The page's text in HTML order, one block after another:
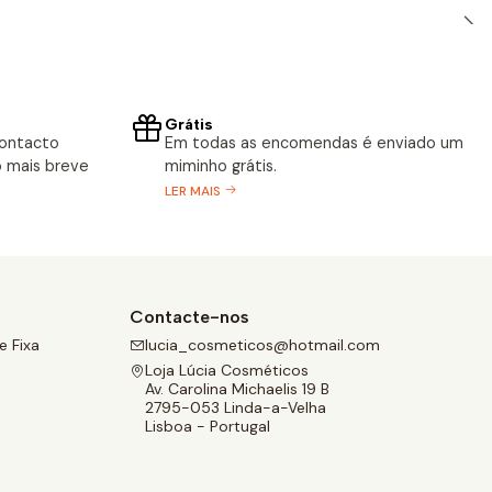
mais breve
Grátis
Em todas as encomendas é enviado um
miminho grátis.
LER MAIS
Fixa
Contacte-nos
lucia_cosmeticos@hotmail.com
Loja Lúcia Cosméticos
Av. Carolina Michaelis 19 B
2795-053 Linda-a-Velha
Lisboa - Portugal